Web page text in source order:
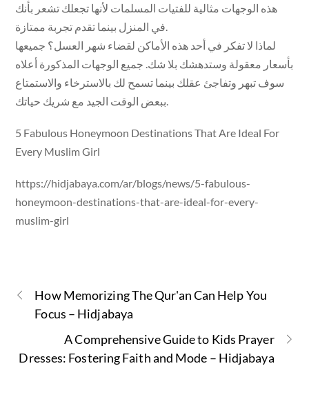
هذه الوجهات مثالية للفتيات المسلمات لأنها تجعلك تشعر بأنك
لماذا لا تفكر في أحد هذه الأماكن لقضاء شهر العسل؟ جميعها
بأسعار معقولة وستدهشك بلا شك. جميع الوجهات المذكورة أعلاه
سوف تبهر وتفاجئ عقلك بينما تسمح لك بالاسترخاء والاستمتاع
5 Fabulous Honeymoon Destinations That Are Ideal For
Every Muslim Girl
https://hidjabaya.com/ar/blogs/news/5-fabulous-
honeymoon-destinations-that-are-ideal-for-every-
muslim-girl
How Memorizing The Qur'an Can Help You
Focus – Hidjabaya
A Comprehensive Guide to Kids Prayer
Dresses: Fostering Faith and Mode – Hidjabaya